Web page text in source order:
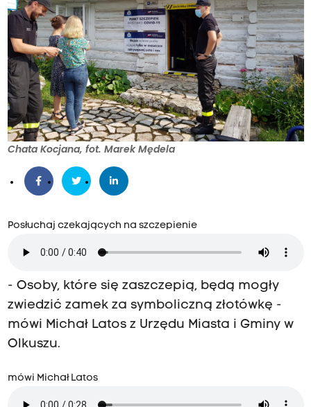
Chata Kocjana, fot. Marek Mędela
Posłuchaj czekających na szczepienie
- Osoby, które się zaszczepią, będą mogły
zwiedzić zamek za symboliczną złotówkę -
mówi Michał Latos z Urzędu Miasta i Gminy w
Olkuszu.
mówi Michał Latos